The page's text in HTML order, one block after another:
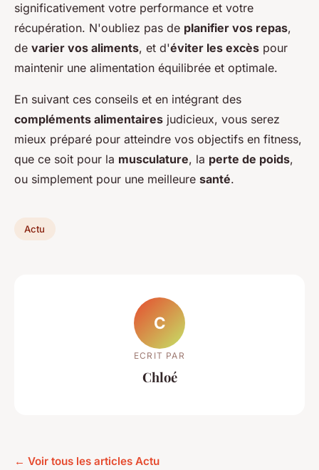
significativement votre performance et votre
récupération. N'oubliez pas de planifier vos repas,
de varier vos aliments, et d'éviter les excès pour
maintenir une alimentation équilibrée et optimale.
En suivant ces conseils et en intégrant des
compléments alimentaires judicieux, vous serez
mieux préparé pour atteindre vos objectifs en fitness,
que ce soit pour la musculature, la perte de poids,
ou simplement pour une meilleure santé.
Actu
C
ECRIT PAR
Chloé
← Voir tous les articles Actu